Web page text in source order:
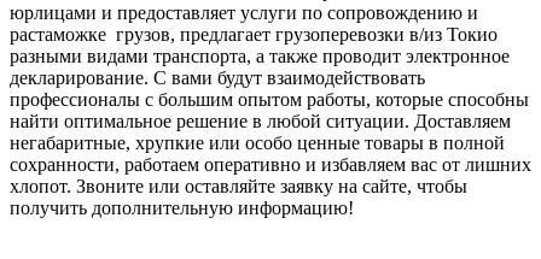
юрлицами и предоставляет услуги по сопровождению и
растаможке грузов, предлагает грузоперевозки в/из Токио
разными видами транспорта, а также проводит электронное
декларирование. С вами будут взаимодействовать
профессионалы с большим опытом работы, которые способны
найти оптимальное решение в любой ситуации. Доставляем
негабаритные, хрупкие или особо ценные товары в полной
сохранности, работаем оперативно и избавляем вас от лишних
хлопот. Звоните или оставляйте заявку на сайте, чтобы
получить дополнительную информацию!